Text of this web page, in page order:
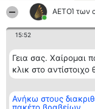
ΑΕΤΟΊ των
15:52
Γεια σας. Χαίρομαι
κλικ στο
Ανήκω στους
Διοργανωτής της
κατάταξης
BEAUTIFUL COMPANY